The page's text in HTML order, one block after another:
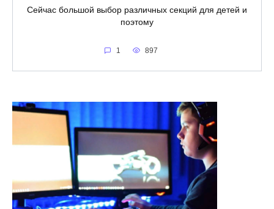
Сейчас большой выбор различных секций для детей и
поэтому
1 897